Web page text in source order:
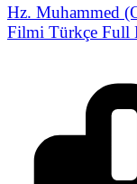
Hz. Muhammed
Filmi Türkçe Full